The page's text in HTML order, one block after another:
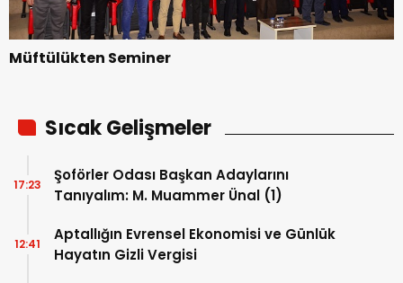
Müftülükten Seminer
Sıcak Gelişmeler
Şoförler Odası Başkan Adaylarını
Tanıyalım: M. Muammer Ünal (1)
17:23
Aptallığın Evrensel Ekonomisi ve Günlük
Hayatın Gizli Vergisi
12:41